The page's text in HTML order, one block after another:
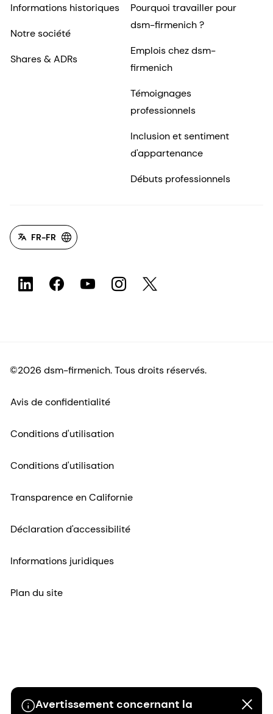
Avertissement concernant la
Informations historiques
Notre société
Shares & ADRs
Pourquoi travailler pour
dsm-firmenich ?
Emplois chez dsm-
firmenich
Témoignages
professionnels
Inclusion et sentiment
d'appartenance
Débuts professionnels
FR-FR
©2026 dsm-firmenich. Tous droits réservés.
Avis de confidentialité
Conditions d'utilisation
Conditions d'utilisation
Transparence en Californie
Déclaration d'accessibilité
Informations juridiques
Plan du site